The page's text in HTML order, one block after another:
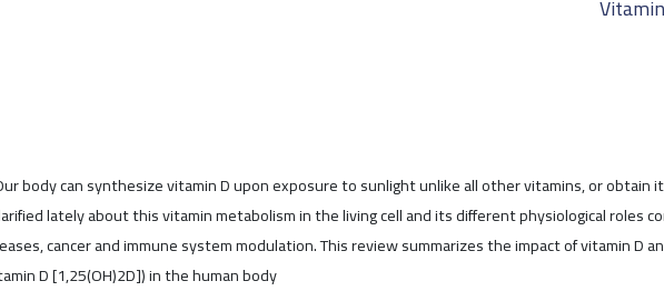
body can synthesize vitamin D upon exposure to sunlight unlike all other vitamins, or
lately about this vitamin metabolism in the living cell and its different physiological roles
cancer and immune system modulation. This review summarizes the impact of vitamin D
D [1,25(OH)2D]) in the human body